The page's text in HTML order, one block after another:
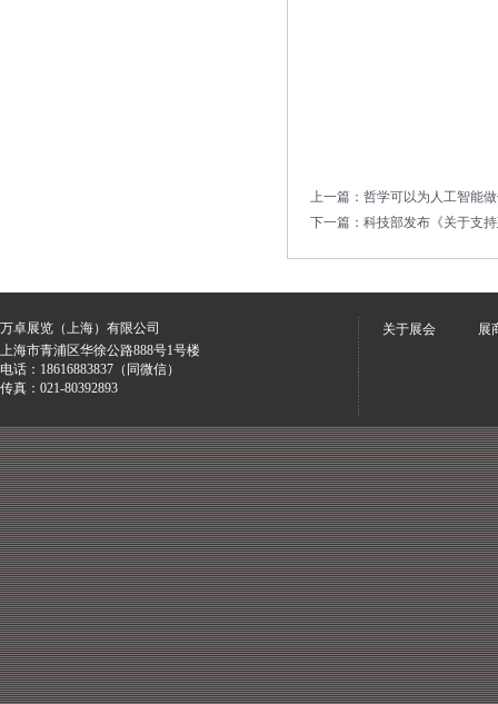
上一篇： 哲学可以为人工智能
下一篇： 科技部发布《关于支
万卓展览（上海）有限公司 关于展会
展
上海市青浦区华徐公路888号1号楼
电话：18616883837（同微信）
传真：021-80392893